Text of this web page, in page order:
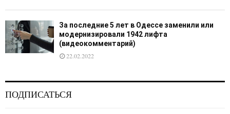
За последние 5 лет в Одессе заменили или
модернизировали 1942 лифта
(видеокомментарий)
22.02.2022
ПОДПИСАТЬСЯ